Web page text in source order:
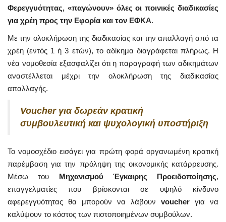
Φερεγγυότητας, «παγώνουν» όλες οι ποινικές διαδικασίες
για χρέη προς την Εφορία και τον ΕΦΚΑ.
Με την ολοκλήρωση της διαδικασίας και την απαλλαγή από τα
χρέη (εντός 1 ή 3 ετών), το αδίκημα διαγράφεται πλήρως. Η
νέα νομοθεσία εξασφαλίζει ότι η παραγραφή των αδικημάτων
αναστέλλεται μέχρι την ολοκλήρωση της διαδικασίας
απαλλαγής.
Voucher για δωρεάν κρατική
συμβουλευτική και ψυχολογική υποστήριξη
Το νομοσχέδιο εισάγει για πρώτη φορά οργανωμένη κρατική
παρέμβαση για την πρόληψη της οικονομικής κατάρρευσης.
Μέσω του Μηχανισμού Έγκαιρης Προειδοποίησης,
επαγγελματίες που βρίσκονται σε υψηλό κίνδυνο
αφερεγγυότητας θα μπορούν να λάβουν voucher για να
καλύψουν το κόστος των πιστοποιημένων συμβούλων.